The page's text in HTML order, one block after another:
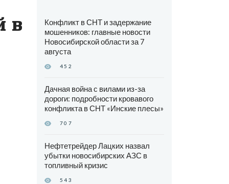
в
Конфликт в СНТ и задержание
мошенников: главные новости
Новосибирской области за 7
августа
452
Дачная война с вилами из-за
дороги: подробности кровавого
конфликта в СНТ «Инские плесы»
707
Нефтетрейдер Лацких назвал
убытки новосибирских АЗС в
топливный кризис
543